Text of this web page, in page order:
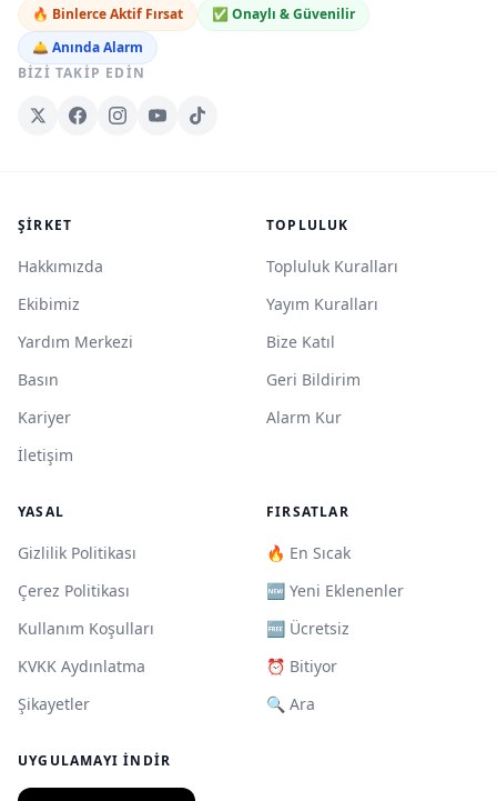
🔥 Binlerce Aktif Fırsat
✅ Onaylı & Güvenilir
🛎️ Anında Alarm
BIZI TAKIP EDIN
ŞIRKET
Hakkımızda
Ekibimiz
Yardım Merkezi
Basın
Kariyer
İletişim
TOPLULUK
Topluluk Kuralları
Yayım Kuralları
Bize Katıl
Geri Bildirim
Alarm Kur
YASAL
Gizlilik Politikası
Çerez Politikası
Kullanım Koşulları
KVKK Aydınlatma
Şikayetler
FIRSATLAR
🔥 En Sıcak
🆕 Yeni Eklenenler
🆓 Ücretsiz
⏰ Bitiyor
🔍 Ara
UYGULAMAYI İNDIR